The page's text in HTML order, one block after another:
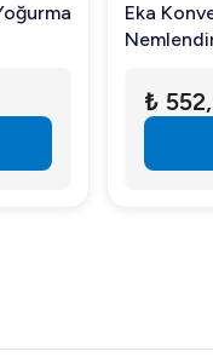
üretmektedir.
Eka
₺